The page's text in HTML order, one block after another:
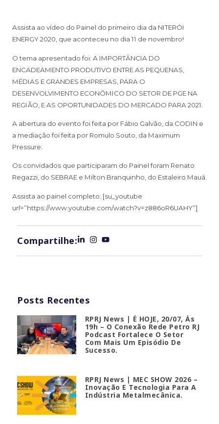
Assista ao vídeo do Painel do primeiro dia da NITERÓI
ENERGY 2020, que aconteceu no dia 11 de novembro!
O tema apresentado foi: A IMPORTÂNCIA DO
ENCADEAMENTO PRODUTIVO ENTRE AS PEQUENAS,
MÉDIAS E GRANDES EMPRESAS, PARA O
DESENVOLVIMENTO ECONÔMICO DO SETOR DE PGE NA
REGIÃO, E AS OPORTUNIDADES DO MERCADO PARA 2021.
A abertura do evento foi feita por Fábio Galvão, da CODIN e
a mediação foi feita por Romulo Souto, da Maximum
Pressure.
Os convidados que participaram do Painel foram Renato
Regazzi, do SEBRAE e Milton Branquinho, do Estaleiro Mauá.
Assista ao painel completo: [su_youtube
url=”https://www.youtube.com/watch?v=z886oR6UAHY”]
Compartilhe:
Posts Recentes
RPRJ News | É HOJE, 20/07, Às
19h – O Conexão Rede Petro RJ
Podcast Fortalece O Setor
Com Mais Um Episódio De
Sucesso.
RPRJ News | MEC SHOW 2026 –
Inovação E Tecnologia Para A
Indústria Metalmecânica.